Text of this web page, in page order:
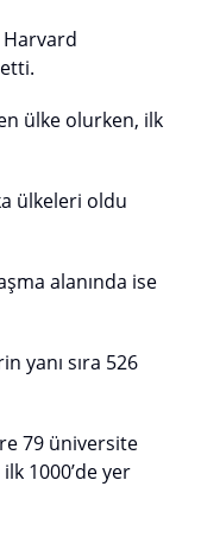
ülke olurken, ilk
ülkeleri oldu
alanında ise
yanı sıra 526
79 üniversite
1000’de yer